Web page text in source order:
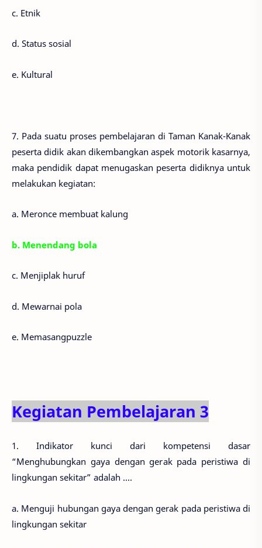
c. Etnik
d. Status sosial
e. Kultural
7. Pada suatu proses pembelajaran di Taman Kanak-Kanak
peserta didik akan dikembangkan aspek motorik kasarnya,
maka pendidik dapat menugaskan peserta didiknya untuk
melakukan kegiatan:
a. Meronce membuat kalung
b. Menendang bola
c. Menjiplak huruf
d. Mewarnai pola
e. Memasangpuzzle
Kegiatan Pembelajaran 3
1. Indikator kunci dari kompetensi dasar
“Menghubungkan gaya dengan gerak pada peristiwa di
lingkungan sekitar” adalah ….
a. Menguji hubungan gaya dengan gerak pada peristiwa di
lingkungan sekitar